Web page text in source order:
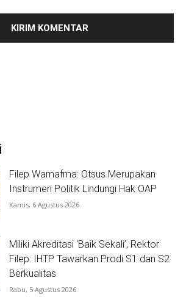
Filep Wamafma: Otsus Merupakan
Instrumen Politik Lindungi Hak OAP
Kamis, 6 Agustus 2026
Miliki Akreditasi ‘Baik Sekali’, Rektor
Filep: IHTP Tawarkan Prodi S1 dan S2
Berkualitas
Rabu, 5 Agustus 2026